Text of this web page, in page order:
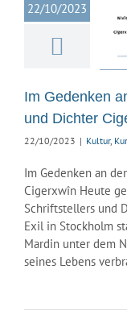
22/10/2023
und
Cigerxwîn
Nachrichten
Im Gedenken
und Dichter
22/10/2023 | Kultur,
Im Gedenken an
Cigerxwîn Heute
Schriftstellers und
Exil in Stockholm
Mardin unter dem
seines Lebens